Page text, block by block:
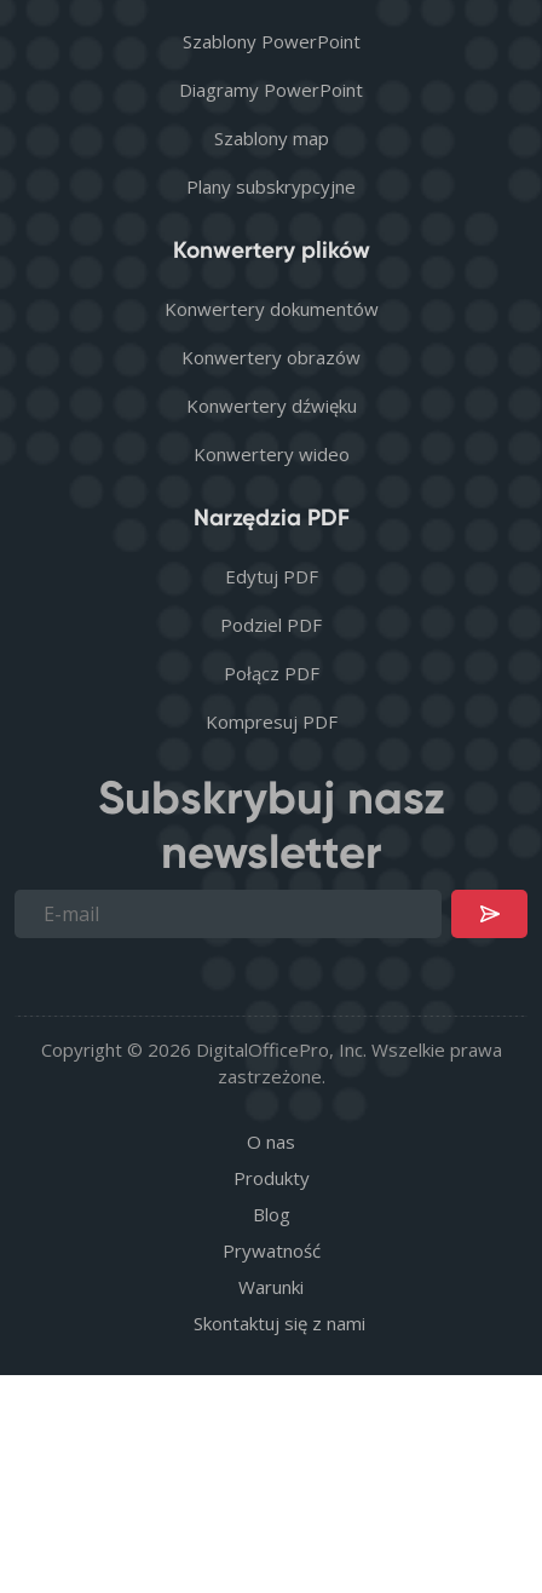
Szablony PowerPoint
Diagramy PowerPoint
Szablony map
Plany subskrypcyjne
Konwertery plików
Konwertery dokumentów
Konwertery obrazów
Konwertery dźwięku
Konwertery wideo
Narzędzia PDF
Edytuj PDF
Podziel PDF
Połącz PDF
Kompresuj PDF
Subskrybuj nasz
newsletter
Copyright © 2026 DigitalOfficePro, Inc. Wszelkie prawa
zastrzeżone.
O nas
Produkty
Blog
Prywatność
Warunki
Skontaktuj się z nami